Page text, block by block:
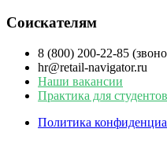
Соискателям
8 (800) 200-22-85
hr@retail-navigator.ru
Наши вакансии
Практика для студентов
Политика